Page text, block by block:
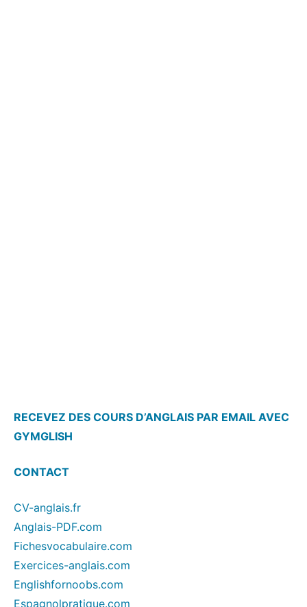
RECEVEZ DES COURS D’ANGLAIS PAR EMAIL AVEC
GYMGLISH
CONTACT
CV-anglais.fr
Anglais-PDF.com
Fichesvocabulaire.com
Exercices-anglais.com
Englishfornoobs.com
Espagnolpratique.com